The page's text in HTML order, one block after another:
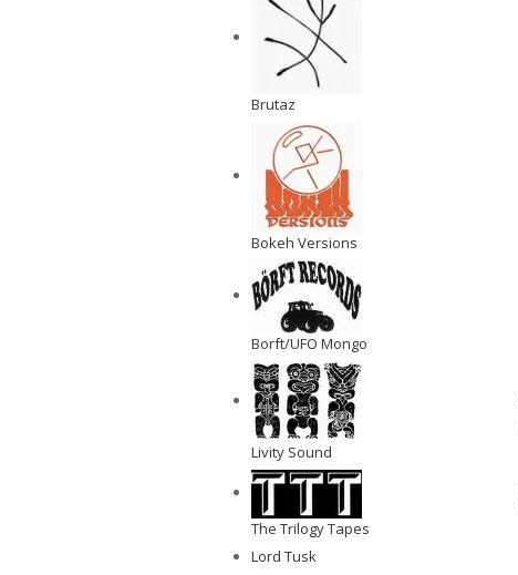
Brutaz
Bokeh Versions
Borft/UFO Mongo
Livity Sound
The Trilogy Tapes
Lord Tusk